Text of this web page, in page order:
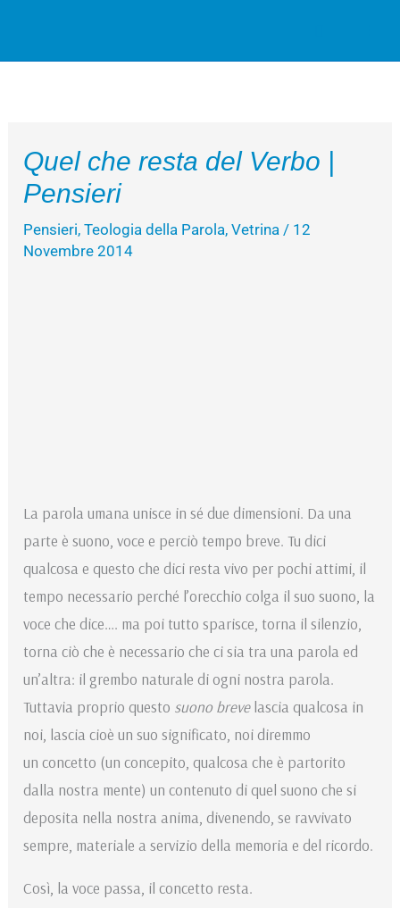
Quel che resta del Verbo |
Pensieri
Pensieri,Teologia della Parola,Vetrina / 12
Novembre 2014
La parola umana unisce in sé due dimensioni. Da una
parte è suono, voce e perciò tempo breve. Tu dici
qualcosa e questo che dici resta vivo per pochi attimi, il
tempo necessario perché l’orecchio colga il suo suono, la
voce che dice…. ma poi tutto sparisce, torna il silenzio,
torna ciò che è necessario che ci sia tra una parola ed
un’altra: il grembo naturale di ogni nostra parola.
Tuttavia proprio questo suono brevelascia qualcosa in
noi, lascia cioè un suo significato, noi diremmo
un concetto (un concepito, qualcosa che è partorito
dalla nostra mente) un contenuto di quel suono che si
deposita nella nostra anima, divenendo, se ravvivato
sempre, materiale a servizio della memoria e del ricordo.
Così, la voce passa, il concetto resta.